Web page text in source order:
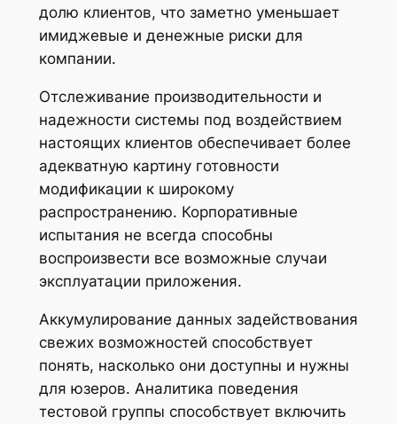
долю клиентов, что заметно уменьшает
имиджевые и денежные риски для
компании.
Отслеживание производительности и
надежности системы под воздействием
настоящих клиентов обеспечивает более
адекватную картину готовности
модификации к широкому
распространению. Корпоративные
испытания не всегда способны
воспроизвести все возможные случаи
эксплуатации приложения.
Аккумулирование данных задействования
свежих возможностей способствует
понять, насколько они доступны и нужны
для юзеров. Аналитика поведения
тестовой группы способствует включить